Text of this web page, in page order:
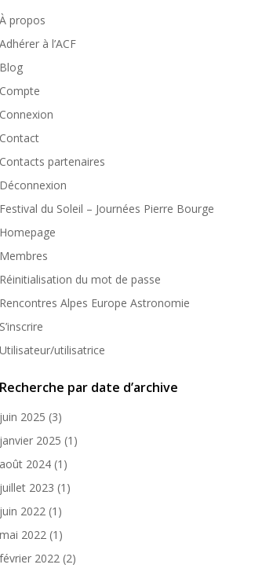
À propos
Adhérer à l’ACF
Blog
Compte
Connexion
Contact
Contacts partenaires
Déconnexion
Festival du Soleil – Journées Pierre Bourge
Homepage
Membres
Réinitialisation du mot de passe
Rencontres Alpes Europe Astronomie
S’inscrire
Utilisateur/utilisatrice
Recherche par date d’archive
juin 2025 (3)
janvier 2025 (1)
août 2024 (1)
juillet 2023 (1)
juin 2022 (1)
mai 2022 (1)
février 2022 (2)